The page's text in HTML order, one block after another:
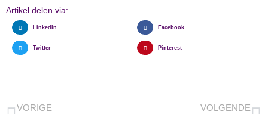
Artikel delen via:
LinkedIn Facebook
Twitter Pinterest
VORIGE
VOLGENDE